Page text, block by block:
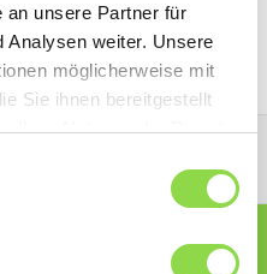
an unsere Partner für
Analysen weiter. Unsere
möglicherweise mit
Sie ihnen bereitgestellt
Ihrer Nutzung der Dienste